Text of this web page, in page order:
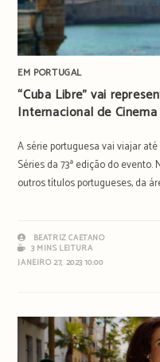
EM PORTUGAL
“Cuba Libre” vai
Internacional de
A série portuguesa vai viajar
Séries da 73ª edição do
outros títulos portugueses, da
BEATRIZ CAETANO
3 MINS LEITURA
JANEIRO 27, 2023 10:00